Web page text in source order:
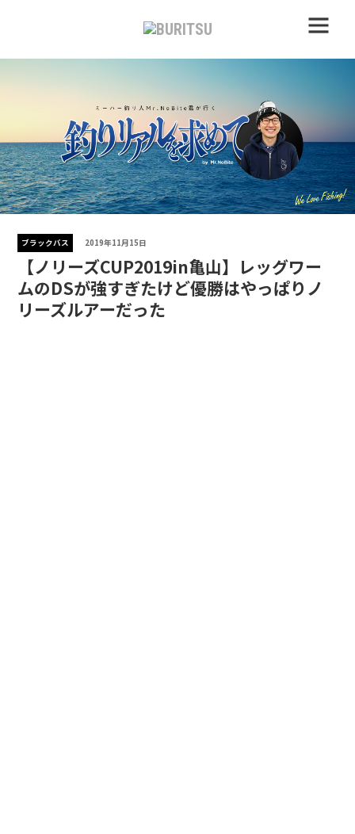
ブラックバス 2019年11月15日
【ノリーズCUP2019in亀山】レッグワー
ムのDSが強すぎたけど優勝はやっぱりノ
リーズルアーだった